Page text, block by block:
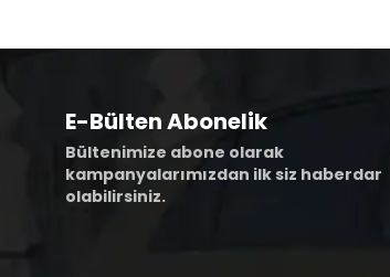
E-Bülten Abonelik
Bültenimize abone olarak
kampanyalarımızdan ilk siz haberdar
olabilirsiniz.